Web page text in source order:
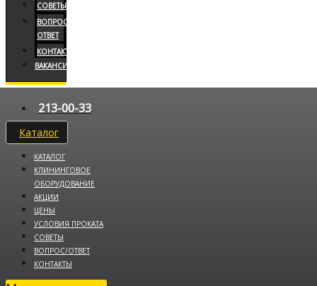
СОВЕТЫ
ВОПРОС/
ОТВЕТ
КОНТАКТЫ
ВАКАНСИИ
213-00-33
Каталог
КАТАЛОГ
КЛИНИНГОВОЕ
ОБОРУДОВАНИЕ
АКЦИИ
ЦЕНЫ
УСЛОВИЯ ПРОКАТА
СОВЕТЫ
ВОПРОС/ОТВЕТ
КОНТАКТЫ